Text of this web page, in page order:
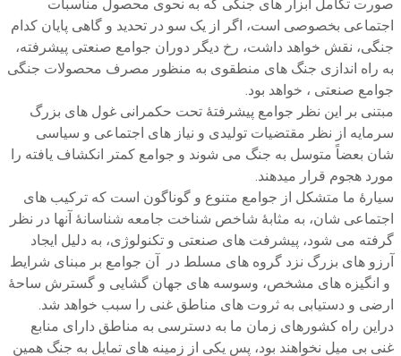
صورت تکامل ابزار های جنگی که به نحوی محصول مناسبات
اجتماعی بخصوصی است، اگر از یک سو در تحدید و گاهی پایان کدام
جنگی، نقش خواهد داشت، رخ دیگر دوران جوامع صنعتی پیشرفته،
به راه اندازی جنگ های منطقوی به منظور مصرف محصولات جنگی
جوامع صنعتی ، خواهد بود.
مبتنی بر این نظر جوامع پیشرفتۀ تحت حکمرانی غول های بزرگ
سرمایه از نظر مقتضیات تولیدی و نیاز های اجتماعی و سیاسی
شان بعضاً متوسل به جنگ می شوند و جوامع کمتر انکشاف یافته را
مورد هجوم قرار میدهند.
سیارۀ ما متشکل از جوامع متنوع و گوناگون است که ترکیب های
اجتماعی شان، به مثابۀ شاخص شناخت جامعه شناسانۀ آنها در نظر
گرفته می شود، پیشرفت های صنعتی و تکنولوژی، به دلیل ایجاد
آرزو های بزرگ نزد گروه های مسلط در آن جوامع بر مبنای شرایط
و انگیزه های مشخص، وسوسه های جهان گشایی و گسترش ساحۀ
ارضی و دستیابی به ثروت های مناطق غنی را سبب خواهد شد.
دراین راه کشورهای زمان ما به دسترسی به مناطق دارای منابع
غنی بی میل نخواهند بود، پس یکی از زمینه های تمایل به جنگ همین